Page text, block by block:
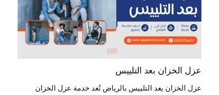
عزل الخزان بعد التلييس
عزل الخزان بعد التلييس بالرياض تُعد خدمة عزل الخزان